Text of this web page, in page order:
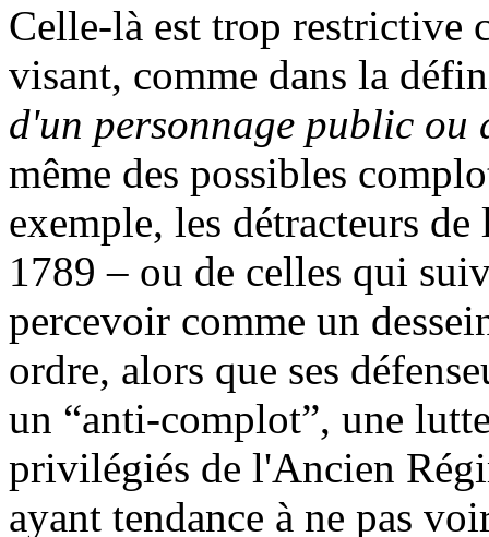
Celle-là est trop restrictive
visant, comme dans la
d'un personnage public
même des possibles
exemple, les détracteurs
1789 – ou de celles qui
percevoir comme un
ordre, alors que ses
un “anti-complot”, une
privilégiés de l'Ancien
ayant tendance à ne pas